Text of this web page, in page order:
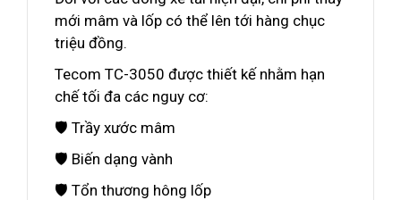
mới mâm và lốp có thể lên tới hàng chục
triệu đồng.
Tecom TC-3050 được thiết kế nhằm hạn
chế tối đa các nguy cơ:
🛡 Trầy xước mâm
🛡 Biến dạng vành
🛡 Tổn thương hông lốp